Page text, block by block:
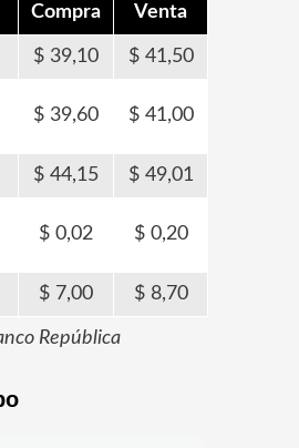
Compra Venta
39,10 41,50
39,60 41,00
44,15 49,01
0,02 0,20
7,00 8,70
República